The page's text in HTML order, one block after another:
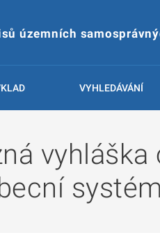
územních
VYHLEDÁVÁNÍ